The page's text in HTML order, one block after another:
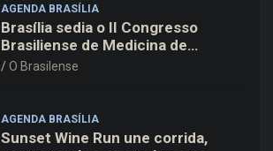
AGENDA BRASÍLIA
Brasília sedia o II Congresso
Brasiliense de Medicina de
Família e Comunidade na Fiocruz
O Brasilense
AGENDA BRASÍLIA
Sunset Wine Run une corrida,